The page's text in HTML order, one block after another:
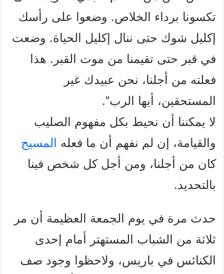
تكسونا برداء
الخلاص. وضعوا على رأسك
إكليل شوك حتى ننال إكليل الحياة. وضعت
في قبر حتى تقيمنا من موت القبر. هذا
فعلته من أجلنا، نحن عبيدك غير
المستحقين، أيها الرب”.
لا يمكننا أن نحيط بكل مفهوم الصليب
والقيامة، إن لم نفهم أن ما فعله
المسيح
كان من أجلنا، ومن أجل كل شخص فينا
بالتحديد.
حدث مرة في يوم الجمعة العظيمة أن مر
ثلاثة من الشباب المستهتر
أمام إحدى
الكنائس في باريس، ولاحظوا وجود صف